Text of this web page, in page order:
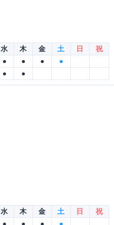
水 木 金 土 日
祝
● ● ●
●
● ●
水 木 金 土 日
祝